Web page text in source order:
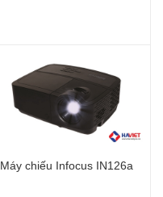
Máy chiếu Infocus IN126a